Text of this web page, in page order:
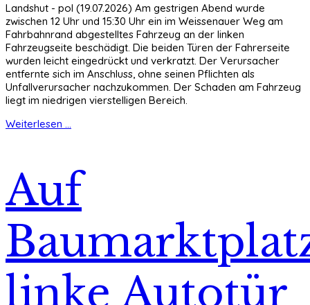
Landshut - pol (19.07.2026) Am gestrigen Abend wurde
zwischen 12 Uhr und 15:30 Uhr ein im Weissenauer Weg am
Fahrbahnrand abgestelltes Fahrzeug an der linken
Fahrzeugseite beschädigt. Die beiden Türen der Fahrerseite
wurden leicht eingedrückt und verkratzt. Der Verursacher
entfernte sich im Anschluss, ohne seinen Pflichten als
Unfallverursacher nachzukommen. Der Schaden am Fahrzeug
liegt im niedrigen vierstelligen Bereich.
Weiterlesen ...
Auf
linke Autotür